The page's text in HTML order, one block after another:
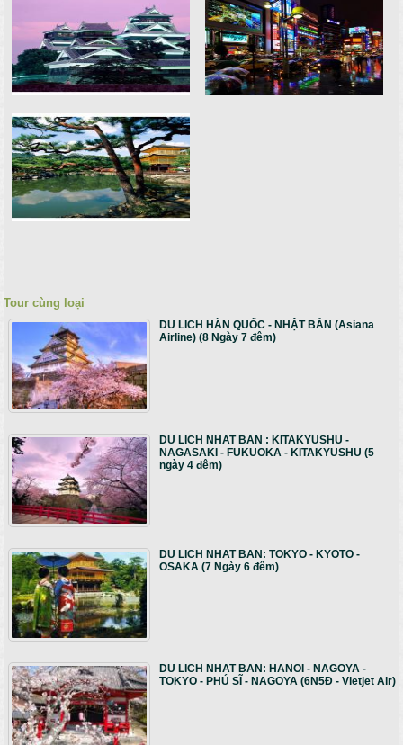
Tour cùng loại
DU LICH HÀN QUỐC - NHẬT BẢN (Asiana
Airline) (8 Ngày 7 đêm)
DU LICH NHAT BAN : KITAKYUSHU -
NAGASAKI - FUKUOKA - KITAKYUSHU (5
ngày 4 đêm)
DU LICH NHAT BAN: TOKYO - KYOTO -
OSAKA (7 Ngày 6 đêm)
DU LICH NHAT BAN: HANOI - NAGOYA -
TOKYO - PHÚ SĨ - NAGOYA (6N5Đ - Vietjet Air)